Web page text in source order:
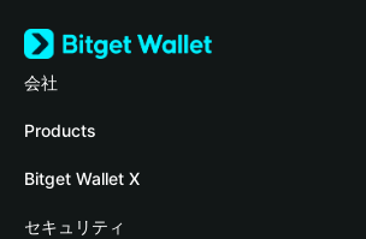
会社
Bitget Walletについて
ブログ
アカデミー
Products
Crypto Card
Stablecoin Earn
Bitget Wallet X
デベロッパー
セキュリティ